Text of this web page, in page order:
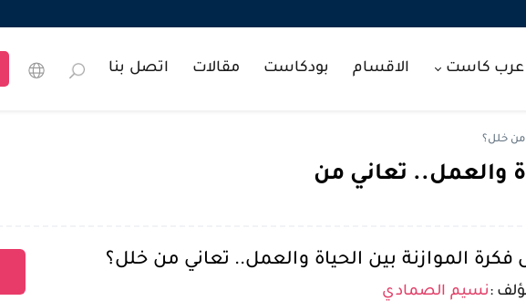
عرب كاست الاقسام بودكاست مقالات اتصل بنا
من خلل؟
والعمل.. تعاني من
فكرة الموازنة بين الحياة والعمل.. تعاني من خلل؟
:نسيم الصمادي